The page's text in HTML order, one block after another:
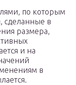
по которым
сделанные в
размера,
и на
в